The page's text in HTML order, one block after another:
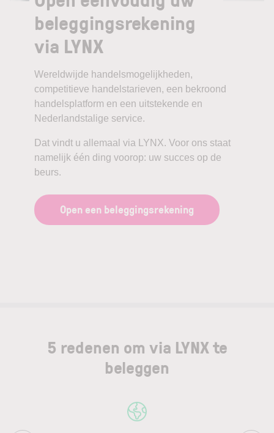
beleggingsrekening
via LYNX
Wereldwijde handelsmogelijkheden,
competitieve handelstarieven, een bekroond
handelsplatform en een uitstekende en
Nederlandstalige service.
Dat vindt u allemaal via LYNX. Voor ons staat
namelijk één ding voorop: uw succes op de
beurs.
Open een beleggingsrekening
5 redenen om via LYNX te
beleggen